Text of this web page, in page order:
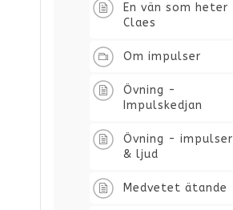
En vän som heter
Claes
Om impulser
Övning -
Impulskedjan
Övning - impulser
& ljud
Medvetet ätande